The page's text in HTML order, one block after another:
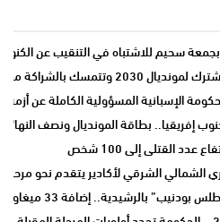
مع المغرب وإسبانيا
الإسبانية المسؤولية الكاملة عن أزمة
إفريقيا.. بطاقة المونديال ونصف
القتلى إلى 100 شخص
الشمالي الشرقي لأكادير يتقدم نحو مرحلة
إضافة 33 ميغاوات إلى الشبكة الوطنية